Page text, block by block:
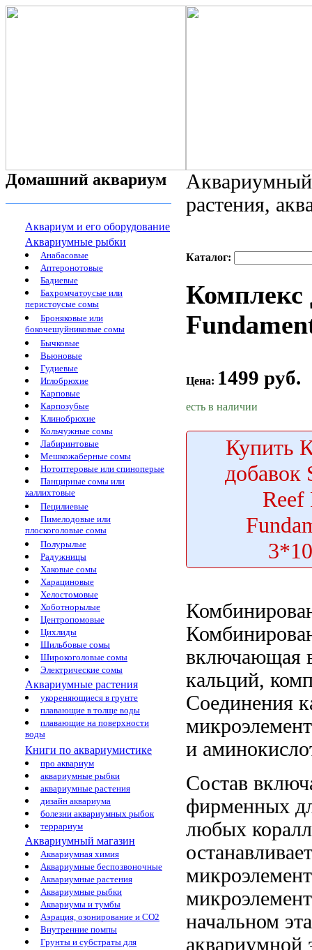
Домашний аквариум
Аквариум и его оборудование
Аквариумные рыбки
Анабасовые
Аптеронотовые
Бадиевые
Бахромчатоусые или
перистоусые сомы
Броняковые или
бокочешуйниковые сомы
Бычковые
Вьюновые
Гудиевые
Иглобрюхие
Карповые
Карпозубые
Клинобрюхие
Кольчужные сомы
Лабиринтовые
Мешкожаберные сомы
Нотоптеровые или спиноперые
Панцирные сомы или
каллихтовые
Пецилиевые
Пимелодовые или
плоскоголовые сомы
Полурылые
Радужницы
Хаковые сомы
Харациновые
Хелостомовые
Хоботнорылые
Центропомовые
Цихлиды
Шильбовые сомы
Широкоголовые сомы
Электрические сомы
Аквариумные растения
укореняющиеся в грунте
плавающие в толще воды
плавающие на поверхности
воды
Книги по аквариумистике
про аквариум
аквариумные рыбки
аквариумные растения
дизайн аквариума
болезни аквариумных рыбок
террариум
Аквариумный магазин
Аквариумная химия
Аквариумные беспозвоночные
Аквариумные растения
Аквариумные рыбки
Аквариумы и тумбы
Аэрация, озонирование и CO2
Внутренние помпы
Грунты и субстраты для
растения,
Каталог:
Комплекс
Цена: 1499 руб.
есть в наличии
Купить
добавок
Reef
включающая
кальций,
Соединения
и
Состав
фирменных
любых
начальном
аквариумной